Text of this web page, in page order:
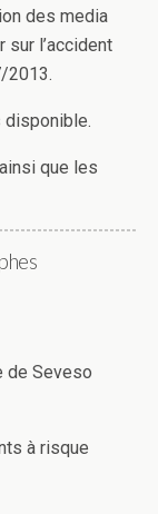
des media
sur l’accident
2013.
ainsi que les
de Seveso
à risque